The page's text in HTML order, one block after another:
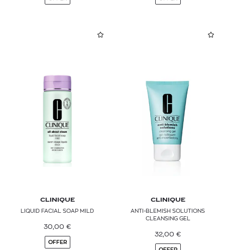
CLINIQUE
LIQUID FACIAL SOAP MILD
30,00 €
OFFER
CLINIQUE
ANTI-BLEMISH SOLUTIONS
CLEANSING GEL
32,00 €